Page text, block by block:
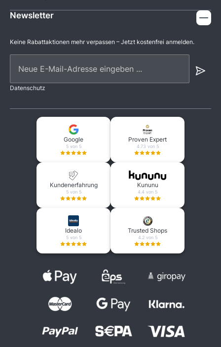
Newsletter
Keine Rabattaktionen mehr verpassen – Jetzt kostenfrei anmelden.
Datenschutz
Google
5 von 5
Proven Expert
4.73 von 5
Kundenerfahrung
5 von 5
Kununu
4.4 von 5
Idealo
5 von 5
Trusted Shops
4.2 von 5